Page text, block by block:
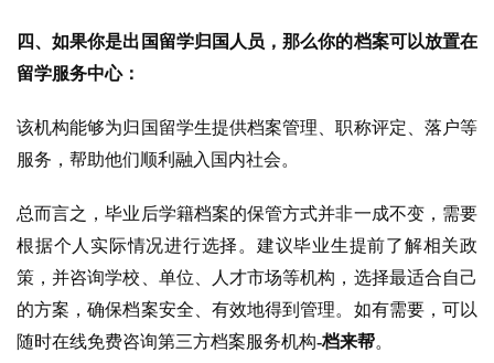
四、如果你是出国留学归国人员，那么你的档案可以放置在
留学服务中心：
该机构能够为归国留学生提供档案管理、职称评定、落户等
服务，帮助他们顺利融入国内社会。
总而言之，毕业后学籍档案的保管方式并非一成不变，需要
根据个人实际情况进行选择。建议毕业生提前了解相关政
策，并咨询学校、单位、人才市场等机构，选择最适合自己
的方案，确保档案安全、有效地得到管理。如有需要，可以
随时在线免费咨询第三方档案服务机构-档来帮。